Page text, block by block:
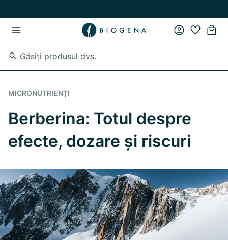
MICRONUTRIENȚI
Berberina: Totul despre
efecte, dozare și riscuri